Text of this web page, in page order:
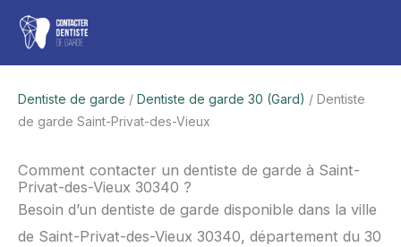
Aller
contenu
Dentiste de garde / Dentiste de garde 30 (Gard) / Dentiste
de garde Saint-Privat-des-Vieux
Comment contacter un dentiste de garde à Saint-
Privat-des-Vieux 30340 ?
Besoin d’un dentiste de garde disponible dans la ville
de Saint-Privat-des-Vieux 30340, département du 30